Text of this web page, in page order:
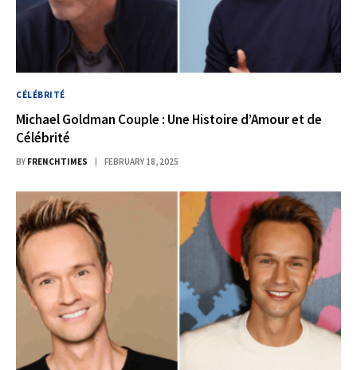
CÉLÉBRITÉ
Michael Goldman Couple : Une Histoire d’Amour et de
Célébrité
BY FRENCHTIMES FEBRUARY 18, 2025